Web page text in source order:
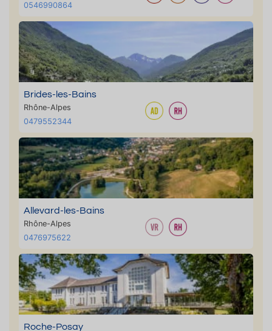
0546990864
Brides-les-Bains
Rhône-Alpes
0479552344
Allevard-les-Bains
Rhône-Alpes
0476975622
Roche-Posay